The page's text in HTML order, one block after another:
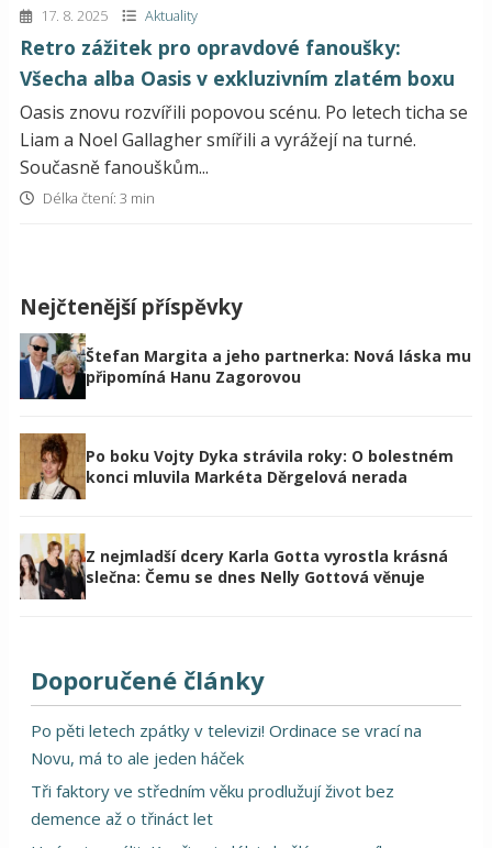
17. 8. 2025 Aktuality
Retro zážitek pro opravdové fanoušky:
Všecha alba Oasis v exkluzivním zlatém boxu
Oasis znovu rozvířili popovou scénu. Po letech ticha se
Liam a Noel Gallagher smířili a vyrážejí na turné.
Současně fanouškům...
Délka čtení: 3 min
Nejčtenější příspěvky
Štefan Margita a jeho partnerka: Nová láska mu
připomíná Hanu Zagorovou
Po boku Vojty Dyka strávila roky: O bolestném
konci mluvila Markéta Děrgelová nerada
Z nejmladší dcery Karla Gotta vyrostla krásná
slečna: Čemu se dnes Nelly Gottová věnuje
Doporučené články
Po pěti letech zpátky v televizi! Ordinace se vrací na
Novu, má to ale jeden háček
Tři faktory ve středním věku prodlužují život bez
demence až o třináct let